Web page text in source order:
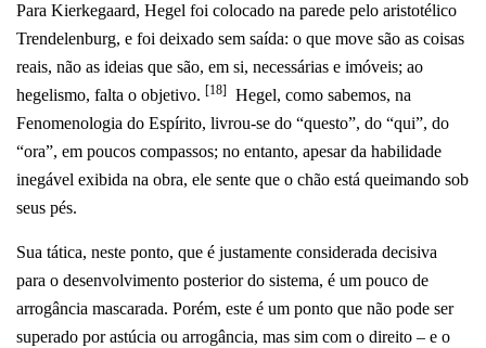
Para Kierkegaard, Hegel foi colocado na parede pelo aristotélico
Trendelenburg, e foi deixado sem saída: o que move são as coisas
reais, não as ideias que são, em si, necessárias e imóveis; ao
hegelismo, falta o objetivo. [18]
Hegel, como sabemos, na
Fenomenologia do Espírito, livrou-se do “questo”, do “qui”, do
“ora”, em poucos compassos; no entanto, apesar da habilidade
inegável exibida na obra, ele sente que o chão está queimando sob
seus pés.
Sua tática, neste ponto, que é justamente considerada decisiva
para o desenvolvimento posterior do sistema, é um pouco de
arrogância mascarada. Porém, este é um ponto que não pode ser
superado por astúcia ou arrogância, mas sim com o direito – e o